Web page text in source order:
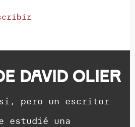
David Olier
pero un escritor
estudié una